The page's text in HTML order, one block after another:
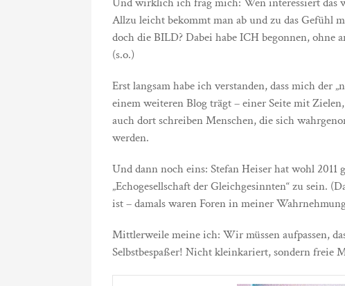
Allzu leicht bekommt man ab und zu das Gefühl
doch die BILD? Dabei habe ICH begonnen, ohne
(s.o.)
Erst langsam habe ich verstanden, dass mich der
einem weiteren Blog trägt – einer Seite mit
auch dort schreiben Menschen, die sich
werden.
Und dann noch eins: Stefan Heiser hat wohl 2011
„Echogesellschaft der Gleichgesinnten“ zu sein.
ist – damals waren Foren in meiner
Mittlerweile meine ich: Wir müssen aufpassen,
Selbstbespaßer! Nicht kleinkariert, sondern freie